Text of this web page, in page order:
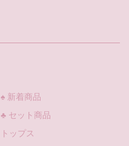
♠ 新着商品
♣ セット商品
トップス